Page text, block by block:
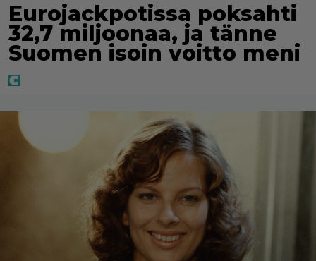
Eurojackpotissa poksahti
32,7 miljoonaa, ja tänne
Suomen isoin voitto meni